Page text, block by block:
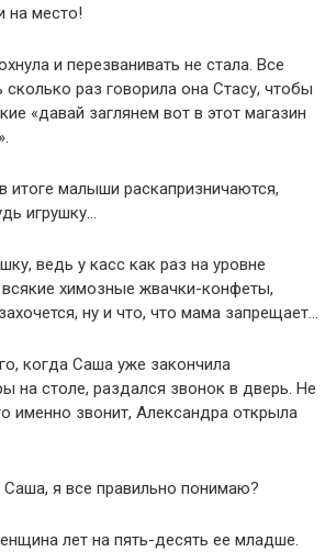
на место!
и перезванивать не стала. Все
раз говорила она Стасу, чтобы
«давай заглянем вот в этот магазин
итоге малыши раскапризничаются,
игрушку…
ведь у касс как раз на уровне
всякие химозные жвачки-конфеты,
ну и что, что мама запрещает…
когда Саша уже закончила
на столе, раздался звонок в дверь. Не
именно звонит, Александра открыла
я все правильно понимаю?
лет на пять-десять ее младше.